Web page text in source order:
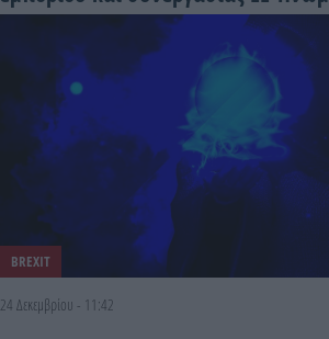
BREXIT
24 Δεκεμβρίου - 11:42